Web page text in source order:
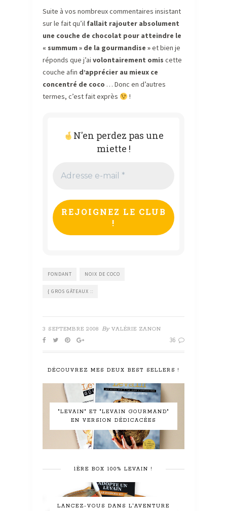
Suite à vos nombreux commentaires insistant
sur le fait qu’il fallait rajouter absolument
une couche de chocolat pour atteindre le
« summum » de la gourmandise »et bien je
réponds que j’ai volontairement omis cette
couche afin d’apprécier au mieux ce
concentré de coco … Donc en d’autres
termes, c’est fait exprès
!
N'en perdez pas une
miette !
e-
*
FONDANT NOIX DE COCO
{ GROS GÂTEAUX ::
3 SEPTEMBRE 2008 By VALÉRIE ZANON
36
DÉCOUVREZ MES DEUX BEST SELLERS !
"LEVAIN" ET "LEVAIN GOURMAND"
EN VERSION DÉDICACÉES
1ÈRE BOX 100% LEVAIN !
LANCEZ-VOUS DANS L'AVENTURE